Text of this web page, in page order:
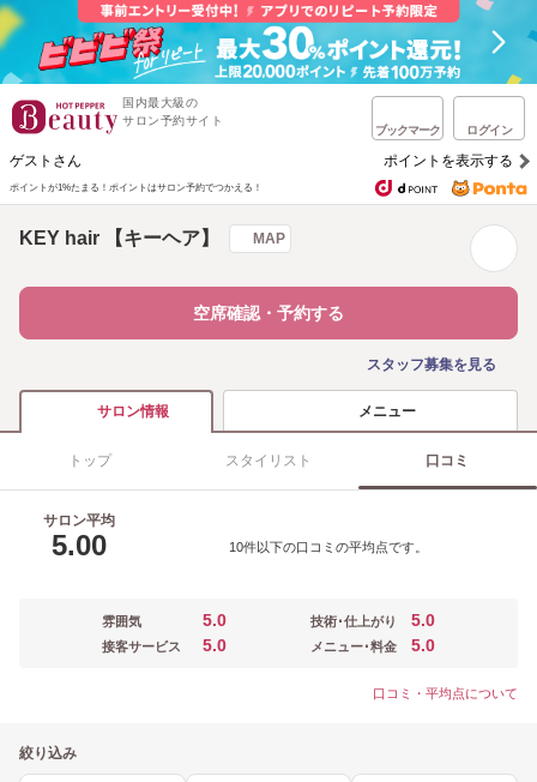
国内最大級の
サロン予約サイト
ブックマーク ログイン
ゲストさん ポイントを表示する
ポイントが1%たまる！ ポイントはサロン予約でつかえる！
KEY hair 【キーヘア】 MAP
空席確認・予約する
スタッフ募集を見る
サロン情報 メニュー
トップ スタイリスト 口コミ
サロン平均
5.00 10件以下の口コミの平均点です。
雰囲気 5.0
接客サービス 5.0
技術･仕上がり 5.0
メニュー･料金 5.0
口コミ・平均点について
絞り込み